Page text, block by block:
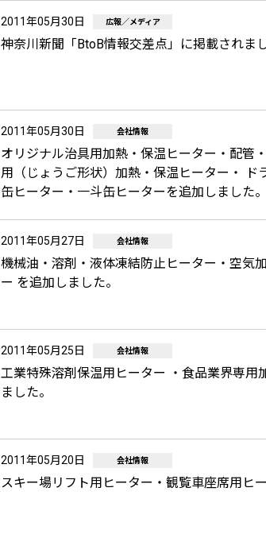
2011年05月30日 広報／メディア
神奈川新聞「BtoB情報交差点」に掲載されま
2011年05月30日 会社情報
オリジナル治具用加熱・保温ヒーター・配管
用（じょうご形状）加熱・保温ヒーター・
缶ヒーター・一斗缶ヒーターを追加しました
2011年05月27日 会社情報
機械油・溶剤・液体凍結防止ヒーター・空気
ー を追加しました。
2011年05月25日 会社情報
工業特殊溶剤保温用ヒーター ・食品業界専
ました。
2011年05月20日 会社情報
スキー場リフト用ヒーター・観覧車座席用ヒ